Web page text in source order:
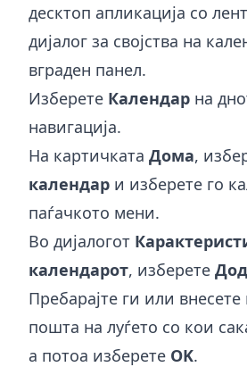
десктоп апликација со
дијалог за својства на
вграден панел.
Изберете Календар на
навигација.
На картичката Дома,
календар и изберете го
паѓачкото мени.
Во дијалогот
календарот, изберете
Пребарајте ги или
пошта на луѓето со кои
а потоа изберете OK.